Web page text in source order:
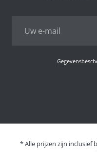
* Alle prijzen zijn inclusief